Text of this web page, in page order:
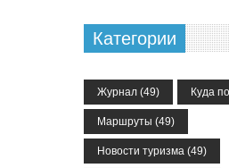
Категории
Журнал (49) Куда
Маршруты (49)
Новости туризма (49)